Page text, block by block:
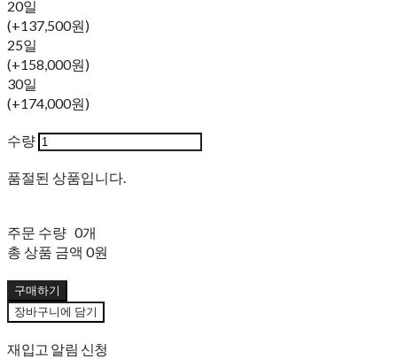
20일
(+137,500원)
25일
(+158,000원)
30일
(+174,000원)
수량
품절된 상품입니다.
주문 수량 0개
총 상품 금액 0원
구매하기
장바구니에 담기
재입고 알림 신청